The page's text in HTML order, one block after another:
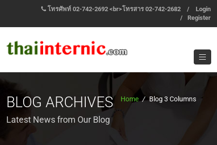
โทรศัพท์ 02-742-2692 <br>โทรสาร 02-742-2682 /
Login
/
Register
BLOG ARCHIVES
Latest News from Our Blog
Home / Blog 3 Columns